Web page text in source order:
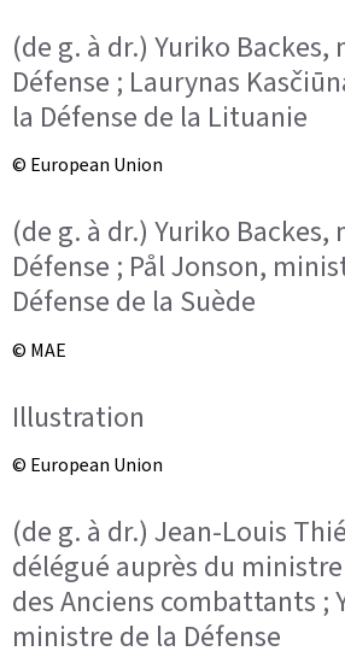
(de g. à dr.) Yuriko Backes,
Défense ; Laurynas
la Défense de la Lituanie
© European Union
(de g. à dr.) Yuriko Backes,
Défense ; Pål Jonson,
Défense de la Suède
© MAE
Illustration
© European Union
(de g. à dr.) Jean-Louis
délégué auprès du
des Anciens combattants ;
ministre de la Défense